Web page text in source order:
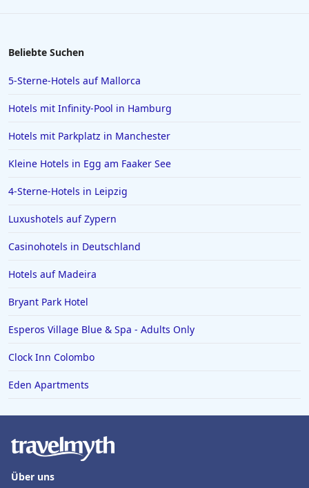
Beliebte Suchen
5-Sterne-Hotels auf Mallorca
Hotels mit Infinity-Pool in Hamburg
Hotels mit Parkplatz in Manchester
Kleine Hotels in Egg am Faaker See
4-Sterne-Hotels in Leipzig
Luxushotels auf Zypern
Casinohotels in Deutschland
Hotels auf Madeira
Bryant Park Hotel
Esperos Village Blue & Spa - Adults Only
Clock Inn Colombo
Eden Apartments
Über uns